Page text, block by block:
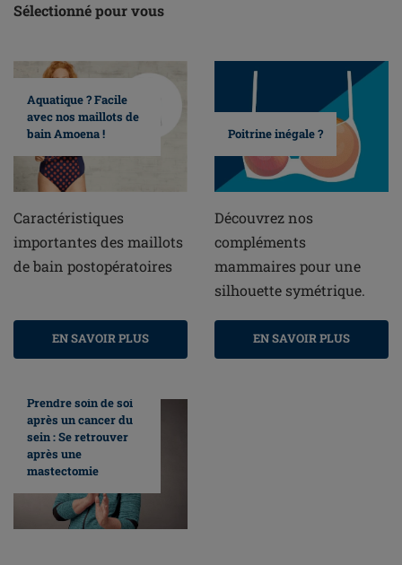
Sélectionné pour vous
Aquatique ? Facile
avec nos maillots de
bain Amoena !
Caractéristiques
importantes des maillots
de bain postopératoires
EN SAVOIR PLUS
Poitrine inégale ?
Découvrez nos
compléments
mammaires pour une
silhouette symétrique.
EN SAVOIR PLUS
Prendre soin de soi
après un cancer du
sein : Se retrouver
après une
mastectomie